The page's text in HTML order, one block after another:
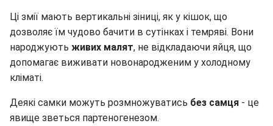
Ці змії мають вертикальні зіниці, як у кішок, що
дозволяє їм чудово бачити в сутінках і темряві. Вони
народжують живих малят, не відкладаючи яйця, що
допомагає виживати новонародженим у холодному
кліматі.
Деякі самки можуть розмножуватись без самця - це
явище зветься партеногенезом.